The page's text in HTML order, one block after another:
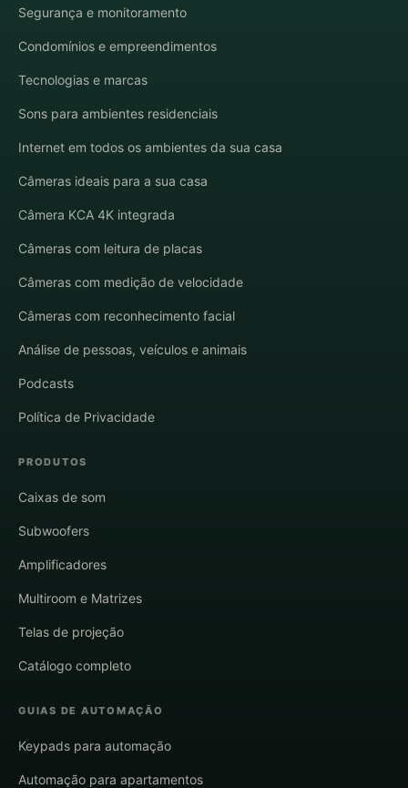
Segurança e monitoramento
Condomínios e empreendimentos
Tecnologias e marcas
Sons para ambientes residenciais
Internet em todos os ambientes da sua casa
Câmeras ideais para a sua casa
Câmera KCA 4K integrada
Câmeras com leitura de placas
Câmeras com medição de velocidade
Câmeras com reconhecimento facial
Análise de pessoas, veículos e animais
Podcasts
Política de Privacidade
PRODUTOS
Caixas de som
Subwoofers
Amplificadores
Multiroom e Matrizes
Telas de projeção
Catálogo completo
GUIAS DE AUTOMAÇÃO
Keypads para automação
Automação para apartamentos